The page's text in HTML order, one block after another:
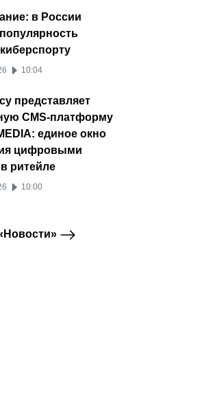
в России
10:04
представляет
CMS-платформу
единое окно
цифровыми
ритейле
10:00